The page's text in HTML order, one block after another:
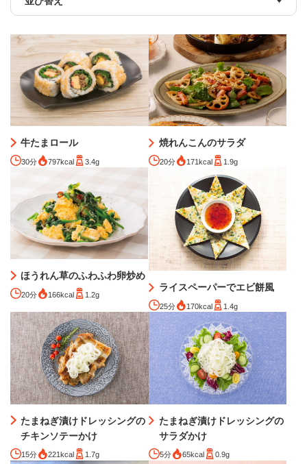
牛たまロール
30分 797kcal 3.4g
焼れんこんのサラダ
20分 171kcal 1.9g
ほうれん草のふわふわ卵炒め
20分 166kcal 1.2g
ライスペーパーでエビ餅風
25分 170kcal 1.4g
たまねぎ漬けドレッシングの
チキンソテーかけ
15分 221kcal 1.7g
たまねぎ漬けドレッシングの
サラダかけ
5分 65kcal 0.9g